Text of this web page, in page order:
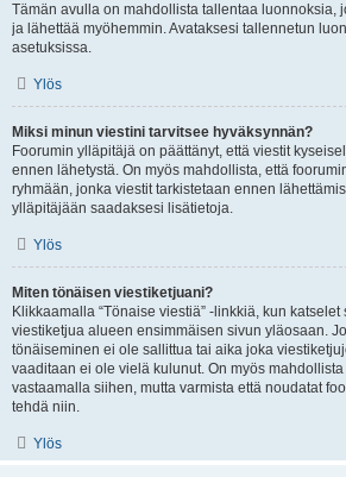
Tämän avulla on mahdollista tallentaa luonnoksia,
ja lähettää myöhemmin. Avataksesi tallennetun
asetuksissa.
Ylös
Miksi minun viestini tarvitsee hyväksynnän?
Foorumin ylläpitäjä on päättänyt, että viestit
ennen lähetystä. On myös mahdollista, että
ryhmään, jonka viestit tarkistetaan ennen
ylläpitäjään saadaksesi lisätietoja.
Ylös
Miten tönäisen viestiketjuani?
Klikkaamalla “Tönaise viestiä” -linkkiä, kun katselet
viestiketjua alueen ensimmäisen sivun yläosaan.
tönäiseminen ei ole sallittua tai aika joka
vaaditaan ei ole vielä kulunut. On myös
vastaamalla siihen, mutta varmista että noudatat
tehdä niin.
Ylös